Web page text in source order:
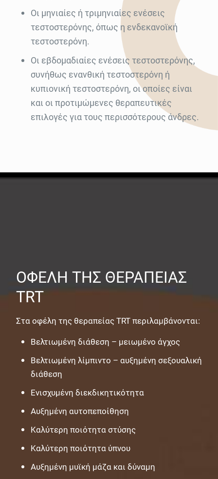
Οι μηνιαίες ή τριμηνιαίες ενέσεις
τεστοστερόνης, όπως η ενδεκανοϊκή
τεστοστερόνη.
Οι εβδομαδιαίες ενέσεις τεστοστερόνης,
συνήθως ενανθική τεστοστερόνη ή
κυπιονική τεστοστερόνη, οι οποίες είναι
και οι προτιμώμενες θεραπευτικές
επιλογές για τους περισσότερους άνδρες.
ΟΦΕΛΗ ΤΗΣ ΘΕΡΑΠΕΙΑΣ
TRT
Στα οφέλη της θεραπείας TRT περιλαμβάνονται:
Βελτιωμένη διάθεση – μειωμένο άγχος
Βελτιωμένη λίμπιντο – αυξημένη σεξουαλική
διάθεση
Ενισχυμένη διεκδικητικότητα
Αυξημένη αυτοπεποίθηση
Καλύτερη ποιότητα στύσης
Καλύτερη ποιότητα ύπνου
Αυξημένη μυϊκή μάζα και δύναμη